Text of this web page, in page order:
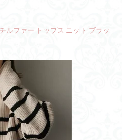
ルファー トップス ニット ブラッ